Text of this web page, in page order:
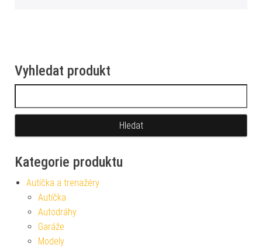
Vyhledat produkt
Kategorie produktu
Autíčka a trenažéry
Autíčka
Autodráhy
Garáže
Modely